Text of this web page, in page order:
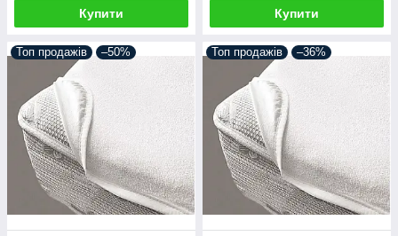
Купити Купити
Топ продажів –50% Топ продажів –36%